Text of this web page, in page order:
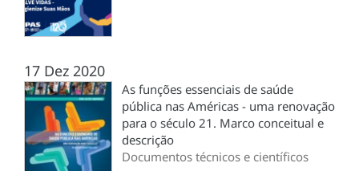
17 Dez 2020
As funções essenciais de saúde
pública nas Américas - uma renovação
para o século 21. Marco conceitual e
descrição
Documentos técnicos e científicos